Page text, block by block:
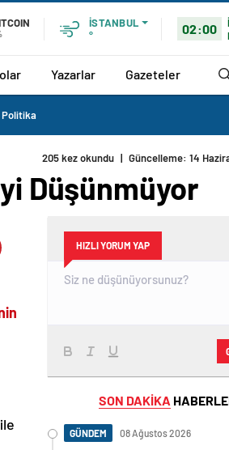
İSTANBUL
°
02:00
Yazarlar Gazeteler
Politika
205 kez okundu | Güncelleme: 14
Düşünmüyor
HIZLI YORUM YAP
SON DAKİKA
GÜNDEM 08 Ağustos 2026